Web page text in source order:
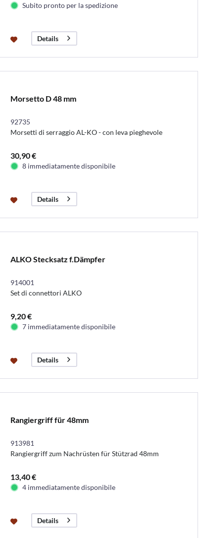
Subito pronto per la spedizione
Details
Morsetto D 48 mm
92735
Morsetti di serraggio AL-KO - con leva pieghevole
30,90 €
8 immediatamente disponibile
Details
ALKO Stecksatz f.Dämpfer
914001
Set di connettori ALKO
9,20 €
7 immediatamente disponibile
Details
Rangiergriff für 48mm
913981
Rangiergriff zum Nachrüsten für Stützrad 48mm
13,40 €
4 immediatamente disponibile
Details